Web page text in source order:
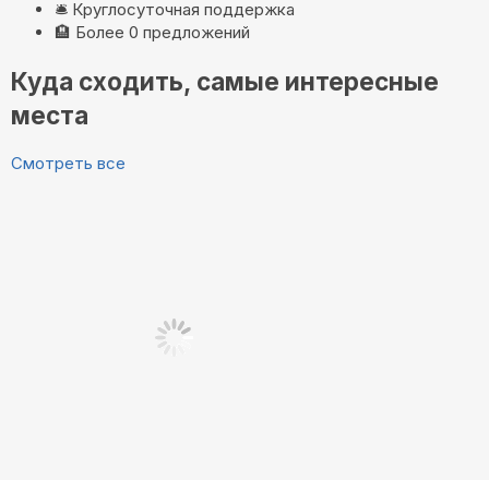
🛎️ Круглосуточная поддержка
🏨 Более 0 предложений
Куда сходить, самые интересные
места
Смотреть все